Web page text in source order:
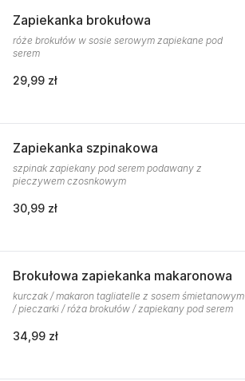
Zapiekanka brokułowa
róże brokułów w sosie serowym zapiekane pod
serem
29,99 zł
Zapiekanka szpinakowa
szpinak zapiekany pod serem podawany z
pieczywem czosnkowym
30,99 zł
Brokułowa zapiekanka makaronowa
kurczak / makaron tagliatelle z sosem śmietanowym
/ pieczarki / róża brokułów / zapiekany pod serem
34,99 zł